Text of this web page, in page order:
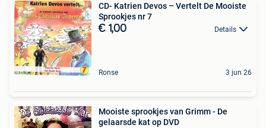
CD- Katrien Devos – Vertelt De Mooiste
Sprookjes nr 7
€ 1,00 Details
Ronse 3 jun 26
Mooiste sprookjes van Grimm - De
gelaarsde kat op DVD